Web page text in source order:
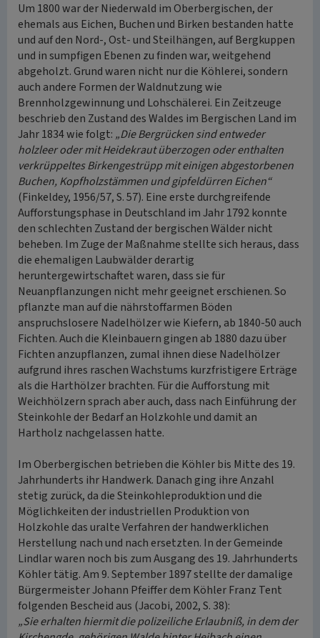
Um 1800 war der Niederwald im Oberbergischen, der
ehemals aus Eichen, Buchen und Birken bestanden hatte
und auf den Nord-, Ost- und Steilhängen, auf Bergkuppen
und in sumpfigen Ebenen zu finden war, weitgehend
abgeholzt. Grund waren nicht nur die Köhlerei, sondern
auch andere Formen der Waldnutzung wie
Brennholzgewinnung und Lohschälerei. Ein Zeitzeuge
beschrieb den Zustand des Waldes im Bergischen Land im
Jahr 1834 wie folgt: „Die Bergrücken sind entweder
holzleer oder mit Heidekraut überzogen oder enthalten
verkrüppeltes Birkengestrüpp mit einigen abgestorbenen
Buchen, Kopfholzstämmen und gipfeldürren Eichen“
(Finkeldey, 1956/57, S. 57). Eine erste durchgreifende
Aufforstungsphase in Deutschland im Jahr 1792 konnte
den schlechten Zustand der bergischen Wälder nicht
beheben. Im Zuge der Maßnahme stellte sich heraus, dass
die ehemaligen Laubwälder derartig
heruntergewirtschaftet waren, dass sie für
Neuanpflanzungen nicht mehr geeignet erschienen. So
pflanzte man auf die nährstoffarmen Böden
anspruchslosere Nadelhölzer wie Kiefern, ab 1840-50 auch
Fichten. Auch die Kleinbauern gingen ab 1880 dazu über
Fichten anzupflanzen, zumal ihnen diese Nadelhölzer
aufgrund ihres raschen Wachstums kurzfristigere Erträge
als die Harthölzer brachten. Für die Aufforstung mit
Weichhölzern sprach aber auch, dass nach Einführung der
Steinkohle der Bedarf an Holzkohle und damit an
Hartholz nachgelassen hatte.
Im Oberbergischen betrieben die Köhler bis Mitte des 19.
Jahrhunderts ihr Handwerk. Danach ging ihre Anzahl
stetig zurück, da die Steinkohleproduktion und die
Möglichkeiten der industriellen Produktion von
Holzkohle das uralte Verfahren der handwerklichen
Herstellung nach und nach ersetzten. In der Gemeinde
Lindlar waren noch bis zum Ausgang des 19. Jahrhunderts
Köhler tätig. Am 9. September 1897 stellte der damalige
Bürgermeister Johann Pfeiffer dem Köhler Franz Tent
folgenden Bescheid aus (Jacobi, 2002, S. 38):
„Sie erhalten hiermit die polizeiliche Erlaubniß, in dem der